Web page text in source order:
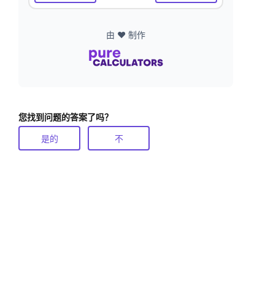
由 ❤️ 制作
您找到问题的答案了吗？
是的 不